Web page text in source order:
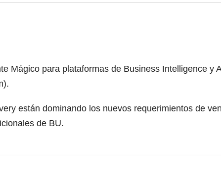
Mágico para plataformas de Business Intelligence
están dominando los nuevos requerimientos de
de BU.